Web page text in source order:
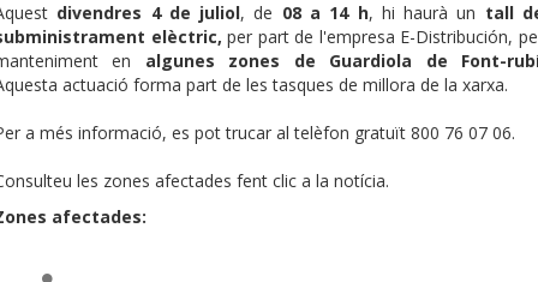
divendres 4 de juliol, de 08 a 14 h, hi haurà un tall
elèctric,per part de l'empresa E-Distribución,
en algunes zones de Guardiola de Font-
actuació forma part de les tasques de millora de la xarxa.
a més informació, es pot trucar al telèfon gratuït 800 76 07 06.
les zones afectades fent clic a la notícia.
afectades: